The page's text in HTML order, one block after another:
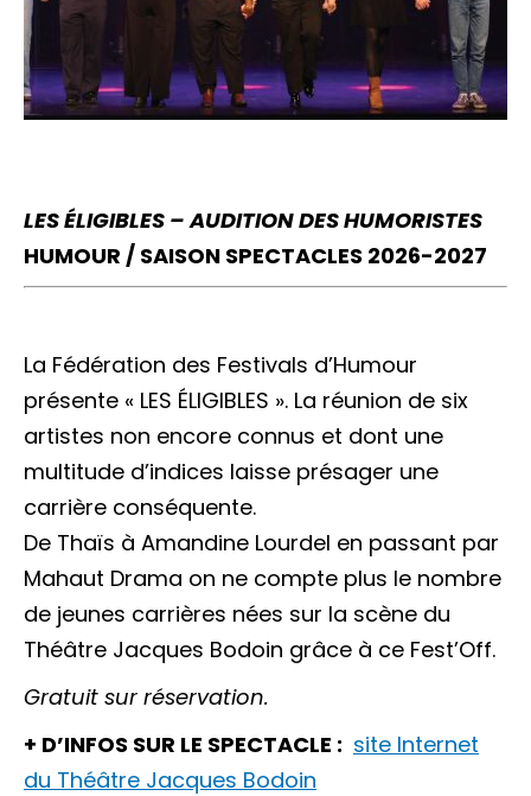
LES ÉLIGIBLES – AUDITION DES HUMORISTES
HUMOUR / SAISON SPECTACLES 2026-2027
La Fédération des Festivals d’Humour
présente « LES ÉLIGIBLES ». La réunion de six
artistes non encore connus et dont une
multitude d’indices laisse présager une
carrière conséquente.
De Thaïs à Amandine Lourdel en passant par
Mahaut Drama on ne compte plus le nombre
de jeunes carrières nées sur la scène du
Théâtre Jacques Bodoin grâce à ce Fest’Off.
Gratuit sur réservation.
+ D’INFOS SUR LE SPECTACLE : site Internet
du Théâtre Jacques Bodoin